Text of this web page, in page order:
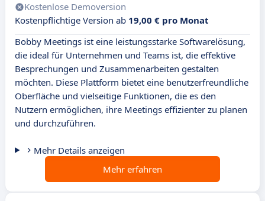
Kostenlose Demoversion
Kostenpflichtige Version ab 19,00 € pro Monat
Bobby Meetings ist eine leistungsstarke Softwarelösung,
die ideal für Unternehmen und Teams ist, die effektive
Besprechungen und Zusammenarbeiten gestalten
möchten. Diese Plattform bietet eine benutzerfreundliche
Oberfläche und vielseitige Funktionen, die es den
Nutzern ermöglichen, ihre Meetings effizienter zu planen
und durchzuführen.
Mehr Details anzeigen
Mehr erfahren